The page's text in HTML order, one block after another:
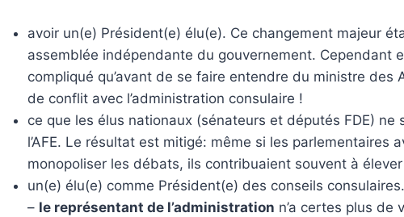
avoir un(e) Président(e) élu(e). Ce changement majeur
assemblée indépendante du gouvernement. Cependant
compliqué qu’avant de se faire entendre du ministre des
de conflit avec l’administration consulaire !
ce que les élus nationaux (sénateurs et députés FDE) ne
l’AFE. Le résultat est mitigé: même si les parlementaires
monopoliser les débats, ils contribuaient souvent à
un(e) élu(e) comme Président(e) des conseils
– le représentant de l’administration n’a certes plus de